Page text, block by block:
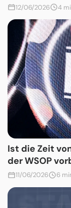
12/06/2026 4
Ist die Zeit
der WSOP
11/06/2026 6